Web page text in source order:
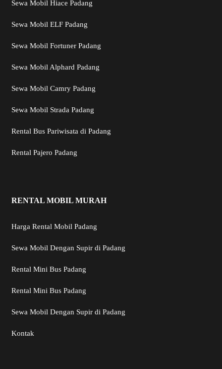
Sewa Mobil Hiace Padang
Sewa Mobil ELF Padang
Sewa Mobil Fortuner Padang
Sewa Mobil Alphard Padang
Sewa Mobil Camry Padang
Sewa Mobil Strada Padang
Rental Bus Pariwisata di Padang
Rental Pajero Padang
RENTAL MOBIL MURAH
Harga Rental Mobil Padang
Sewa Mobil Dengan Supir di Padang
Rental Mini Bus Padang
Rental Mini Bus Padang
Sewa Mobil Dengan Supir di Padang
Kontak